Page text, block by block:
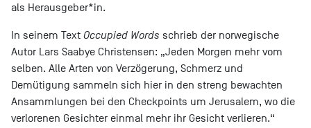
als Herausgeber*in.
In seinem Text Occupied Words schrieb der norwegische
Autor Lars Saabye Christensen: „Jeden Morgen mehr vom
selben. Alle Arten von Verzögerung, Schmerz und
Demütigung sammeln sich hier in den streng bewachten
Ansammlungen bei den Checkpoints um Jerusalem, wo die
verlorenen Gesichter einmal mehr ihr Gesicht verlieren.“